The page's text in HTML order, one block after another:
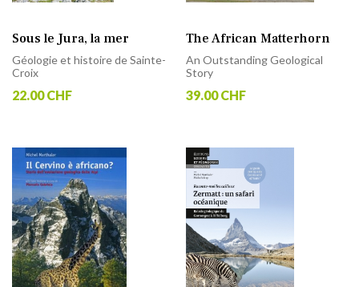
Sous le Jura, la mer
Géologie et histoire de Sainte-
Croix
22.00 CHF
The African Matterhorn
An Outstanding Geological
Story
39.00 CHF